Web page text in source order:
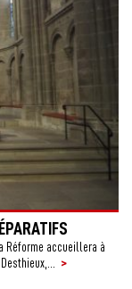
Réforme accueillera à
>